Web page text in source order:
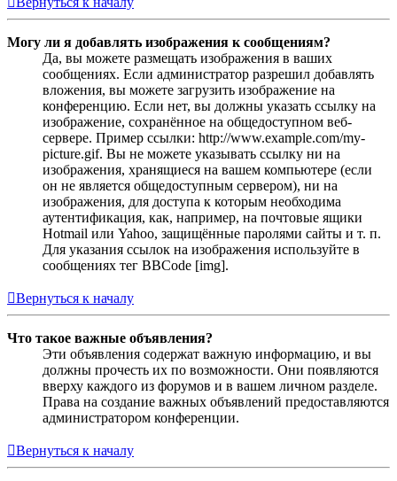
Могу ли я добавлять изображения к сообщениям?
Да, вы можете размещать изображения в ваших
сообщениях. Если администратор разрешил добавлять
вложения, вы можете загрузить изображение на
конференцию. Если нет, вы должны указать ссылку на
изображение, сохранённое на общедоступном веб-
сервере. Пример ссылки: http://www.example.com/my-
picture.gif. Вы не можете указывать ссылку ни на
изображения, хранящиеся на вашем компьютере (если
он не является общедоступным сервером), ни на
изображения, для доступа к которым необходима
аутентификация, как, например, на почтовые ящики
Hotmail или Yahoo, защищённые паролями сайты и т. п.
Для указания ссылок на изображения используйте в
сообщениях тег BBCode [img].
Вернуться к началу
Что такое важные объявления?
Эти объявления содержат важную информацию, и вы
должны прочесть их по возможности. Они появляются
вверху каждого из форумов и в вашем личном разделе.
Права на создание важных объявлений предоставляются
администратором конференции.
Вернуться к началу